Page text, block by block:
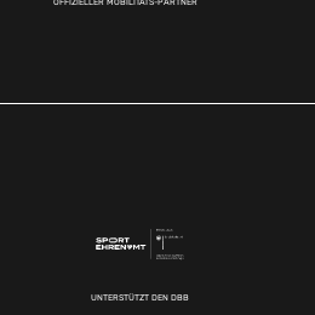
UNTERSTÜTZT DEN DBB